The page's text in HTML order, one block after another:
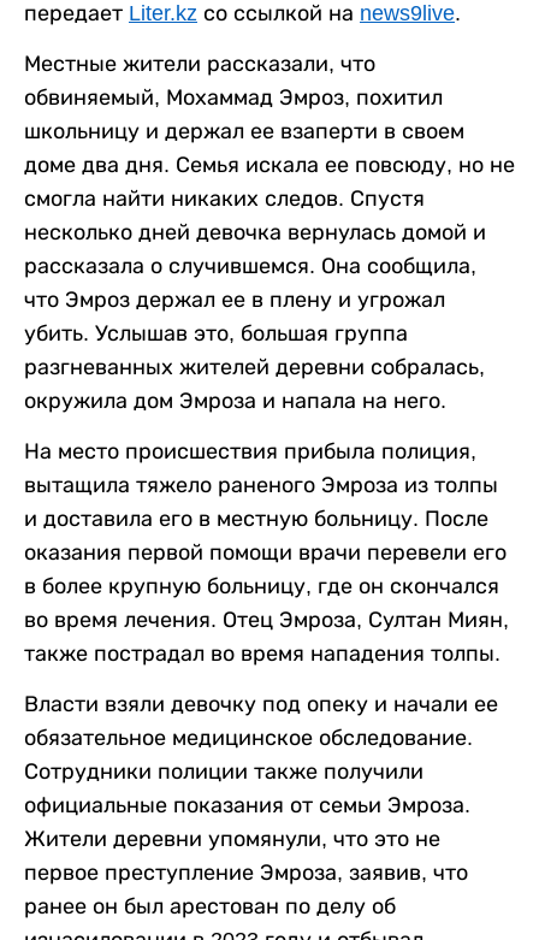
передает Liter.kz со ссылкой на news9live.
Местные жители рассказали, что
обвиняемый, Мохаммад Эмроз, похитил
школьницу и держал ее взаперти в своем
доме два дня. Семья искала ее повсюду, но не
смогла найти никаких следов. Спустя
несколько дней девочка вернулась домой и
рассказала о случившемся. Она сообщила,
что Эмроз держал ее в плену и угрожал
убить. Услышав это, большая группа
разгневанных жителей деревни собралась,
окружила дом Эмроза и напала на него.
На место происшествия прибыла полиция,
вытащила тяжело раненого Эмроза из толпы
и доставила его в местную больницу. После
оказания первой помощи врачи перевели его
в более крупную больницу, где он скончался
во время лечения. Отец Эмроза, Султан Миян,
также пострадал во время нападения толпы.
Власти взяли девочку под опеку и начали ее
обязательное медицинское обследование.
Сотрудники полиции также получили
официальные показания от семьи Эмроза.
Жители деревни упомянули, что это не
первое преступление Эмроза, заявив, что
ранее он был арестован по делу об